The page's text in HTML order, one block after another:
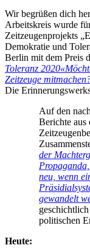
Wir begrüßen dich
Arbeitskreis wurde
Zeitzeugenprojekts
Demokratie und
Berlin mit dem Preis
Toleranz 2020«
Zeitzeuge
Die
Auf den
Berichte aus
der
neu, wenn
gewandelt
politischen
Heute: